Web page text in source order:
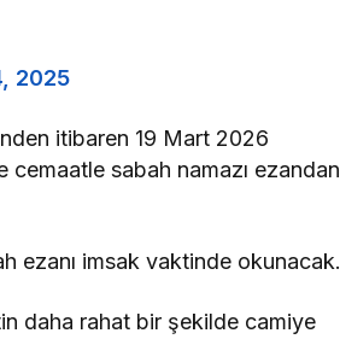
2025
itibaren 19 Mart 2026
sabah namazı ezandan
ezanı imsak vaktinde okunacak.
daha rahat bir şekilde camiye